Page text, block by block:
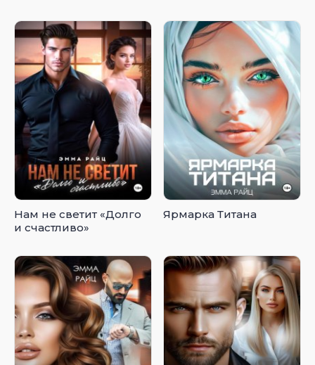
Нам не светит «Долго
и счастливо»
Ярмарка Титана